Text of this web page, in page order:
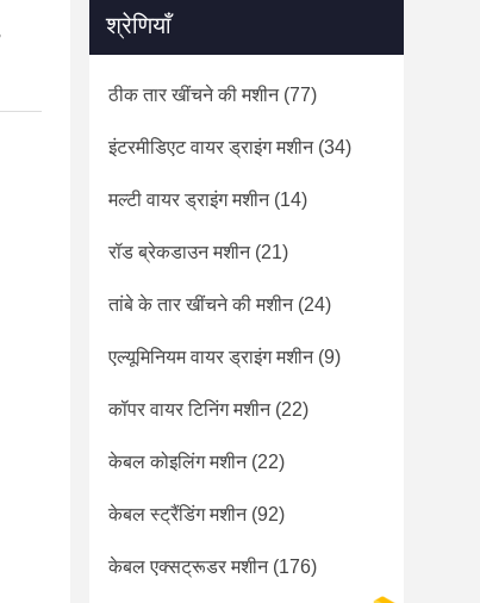
श्रेणियाँ
ठीक तार खींचने की मशीन(77)
इंटरमीडिएट वायर ड्राइंग मशीन(34)
मल्टी वायर ड्राइंग मशीन(14)
रॉड ब्रेकडाउन मशीन(21)
तांबे के तार खींचने की मशीन(24)
एल्यूमिनियम वायर ड्राइंग मशीन(9)
कॉपर वायर टिनिंग मशीन(22)
केबल कोइलिंग मशीन(22)
केबल स्ट्रैंडिंग मशीन(92)
केबल एक्सट्रूडर मशीन(176)